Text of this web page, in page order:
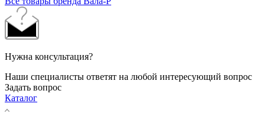
Нужна консультация?
Наши специалисты ответят на любой интересующий вопрос
Задать вопрос
Каталог